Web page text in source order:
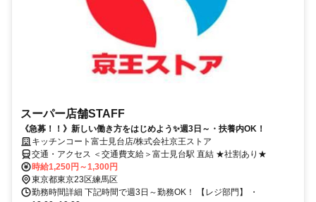
スーパー店舗STAFF
《急募！！》新しい働き方をはじめよう✨週3日～・扶養内OK！
キッチンコート富士見台店/株式会社京王ストア
交通・アクセス ＜交通費支給＞富士見台駅 直結 ★社割あり★
時給1,250円～1,300円
東京都東京23区練馬区
勤務時間詳細 下記時間で週3日～勤務OK！ 【レジ部門】 ・